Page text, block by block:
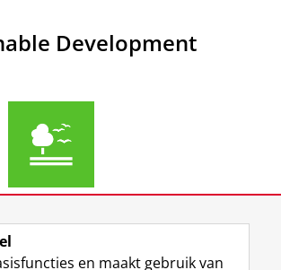
Development
over deSustainable Development
en maakt gebruik van